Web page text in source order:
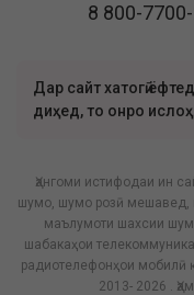
8 800-
Дар сайт хатогӣ
диҳед, то онро
Ҳангоми истифодаи ин
шумо, шумо розӣ мешавед,
маълумоти шахсии
шабакаҳои
радиотелефонҳои мобилӣ
2013- 2026 .